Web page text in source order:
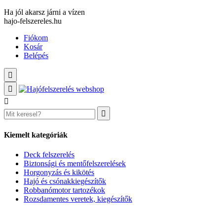
Ha jól akarsz járni a vízen
hajo-felszereles.hu
Fiókom
Kosár
Belépés
Kiemelt kategóriák
Deck felszerelés
Biztonsági és mentőfelszerelések
Horgonyzás és kikötés
Hajó és csónakkiegészítők
Robbanómotor tartozékok
Rozsdamentes veretek, kiegészítők